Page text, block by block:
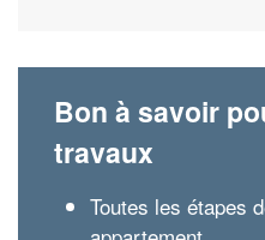
Bon à savoir
travaux
Toutes les étapes